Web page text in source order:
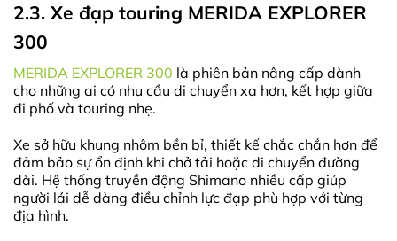
2.3. Xe đạp touring MERIDA EXPLORER
300
MERIDA EXPLORER 300 là phiên bản nâng cấp dành
cho những ai có nhu cầu di chuyển xa hơn, kết hợp giữa
đi phố và touring nhẹ.
Xe sở hữu khung nhôm bền bỉ, thiết kế chắc chắn hơn để
đảm bảo sự ổn định khi chở tải hoặc di chuyển đường
dài. Hệ thống truyền động Shimano nhiều cấp giúp
người lái dễ dàng điều chỉnh lực đạp phù hợp với từng
địa hình.